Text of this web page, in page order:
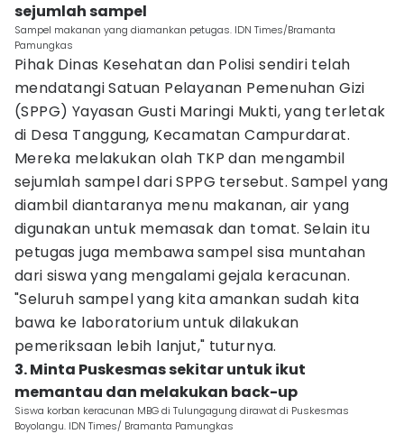
sejumlah sampel
Sampel makanan yang diamankan petugas. IDN Times/Bramanta
Pamungkas
Pihak Dinas Kesehatan dan Polisi sendiri telah
mendatangi Satuan Pelayanan Pemenuhan Gizi
(SPPG) Yayasan Gusti Maringi Mukti, yang terletak
di Desa Tanggung, Kecamatan Campurdarat.
Mereka melakukan olah TKP dan mengambil
sejumlah sampel dari SPPG tersebut. Sampel yang
diambil diantaranya menu makanan, air yang
digunakan untuk memasak dan tomat. Selain itu
petugas juga membawa sampel sisa muntahan
dari siswa yang mengalami gejala keracunan.
"Seluruh sampel yang kita amankan sudah kita
bawa ke laboratorium untuk dilakukan
pemeriksaan lebih lanjut," tuturnya.
3. Minta Puskesmas sekitar untuk ikut
memantau dan melakukan back-up
Siswa korban keracunan MBG di Tulungagung dirawat di Puskesmas
Boyolangu. IDN Times/ Bramanta Pamungkas